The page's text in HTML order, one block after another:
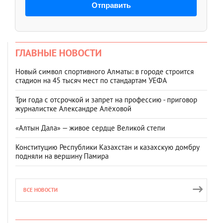
Отправить
ГЛАВНЫЕ НОВОСТИ
Новый символ спортивного Алматы: в городе строится
стадион на 45 тысяч мест по стандартам УЕФА
Три года с отсрочкой и запрет на профессию - приговор
журналистке Александре Алёховой
«Алтын Дала» — живое сердце Великой степи
Конституцию Республики Казахстан и казахскую домбру
подняли на вершину Памира
ВСЕ НОВОСТИ